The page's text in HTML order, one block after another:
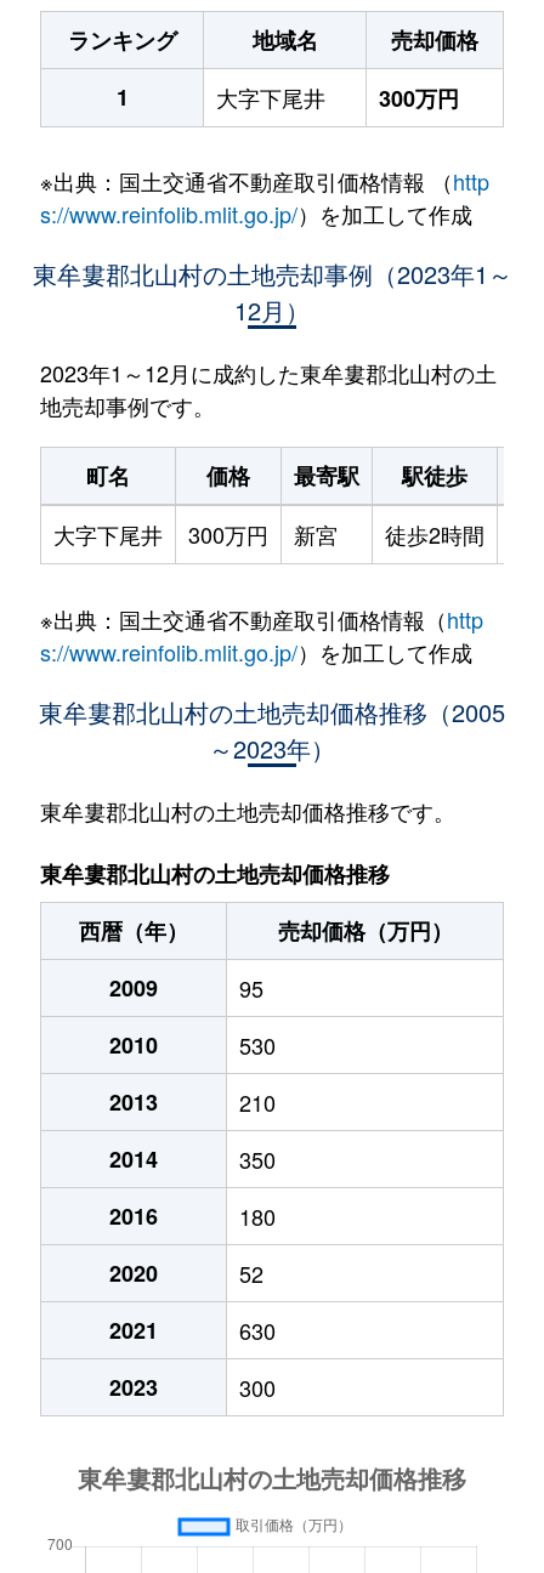
ランキング
地域名
売却価格
1
大字下尾井 300万円
※出典：国土交通省不動産取引価格情報 （http
s://www.reinfolib.mlit.go.jp/）を加工して作成
東牟婁郡北山村の土地売却事例（2023年1～
12月）
2023年1～12月に成約した東牟婁郡北山村の土
地売却事例です。
町名 価格 最寄駅 駅徒歩
大字下尾井
300万円 新宮 徒歩2時間
※出典：国土交通省不動産取引価格情報（http
s://www.reinfolib.mlit.go.jp/）を加工して作成
東牟婁郡北山村の土地売却価格推移（2005
～2023年）
東牟婁郡北山村の土地売却価格推移です。
東牟婁郡北山村の土地売却価格推移
西暦（年）
売却価格（万円）
2009
95
2010
530
2013
210
2014
350
2016
180
2020
52
2021
630
2023
300